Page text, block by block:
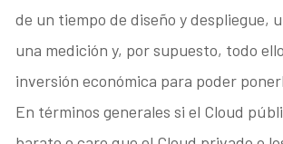
de un tiempo de diseño y despliegue,
una medición y, por supuesto, todo
inversión económica para poder
En términos generales si el Cloud